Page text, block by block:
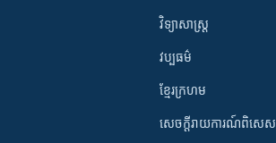
វិទ្យាសាស្រ្ត
វប្បធម៌
ខ្មែរក្រហម
សេចក្តីរាយការណ៍ពិសេស